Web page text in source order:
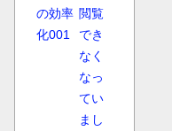
の効率
化001
閲覧
でき
なく
なっ
てい
まし